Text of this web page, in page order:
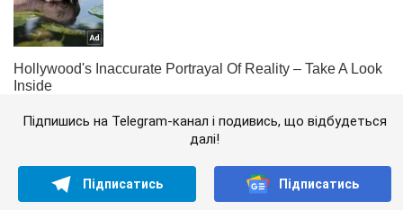
Підпишись на Telegram-канал і подивись, що відбудеться
далі!
Підписатись Підписатись